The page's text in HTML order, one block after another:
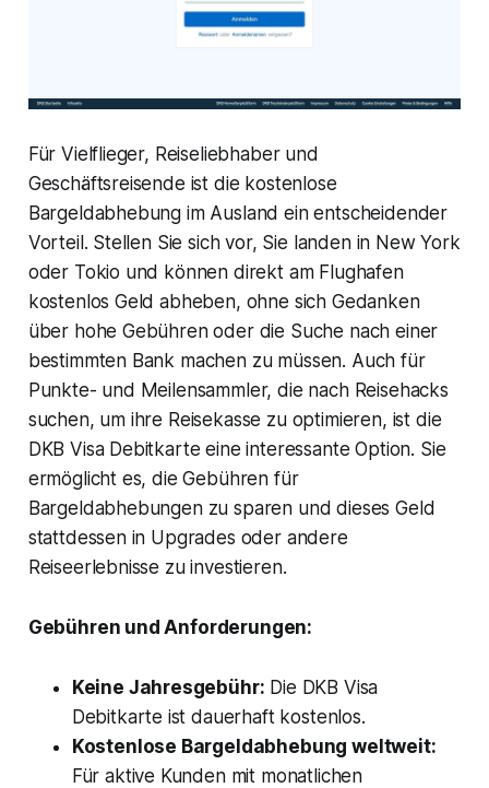
Für Vielflieger, Reiseliebhaber und
Geschäftsreisende ist die kostenlose
Bargeldabhebung im Ausland ein entscheidender
Vorteil. Stellen Sie sich vor, Sie landen in New York
oder Tokio und können direkt am Flughafen
kostenlos Geld abheben, ohne sich Gedanken
über hohe Gebühren oder die Suche nach einer
bestimmten Bank machen zu müssen. Auch für
Punkte- und Meilensammler, die nach Reisehacks
suchen, um ihre Reisekasse zu optimieren, ist die
DKB Visa Debitkarte eine interessante Option. Sie
ermöglicht es, die Gebühren für
Bargeldabhebungen zu sparen und dieses Geld
stattdessen in Upgrades oder andere
Reiseerlebnisse zu investieren.
Gebühren und Anforderungen:
Keine Jahresgebühr: Die DKB Visa
Debitkarte ist dauerhaft kostenlos.
Kostenlose Bargeldabhebung weltweit:
Für aktive Kunden mit monatlichen